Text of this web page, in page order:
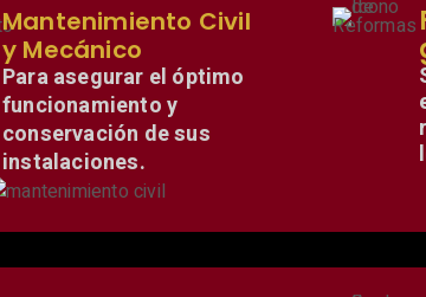
Mantenimiento Civil
y Mecánico
Para asegurar el óptimo
funcionamiento y
conservación de sus
instalaciones.